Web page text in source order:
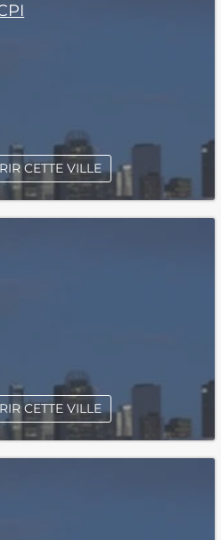
CETTE VILLE
CETTE VILLE